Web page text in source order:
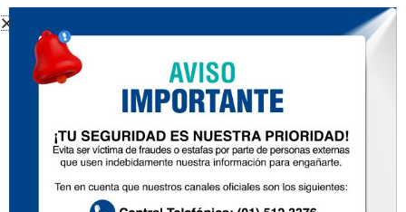
trampas aseguradas sobre mesas y …
Leer más »